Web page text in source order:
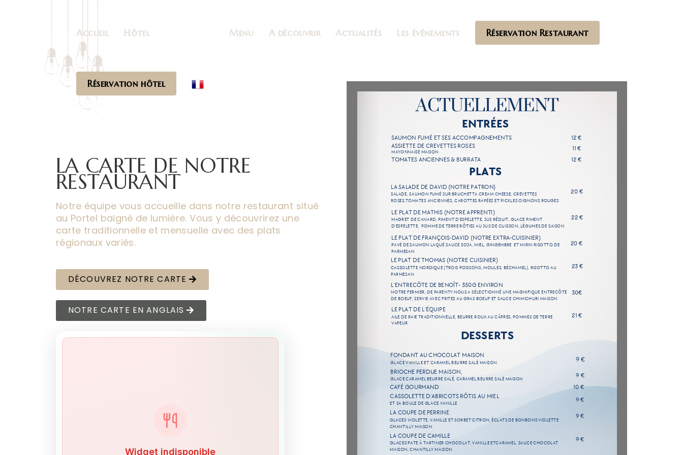
Accueil Hôtel Menu A découvrir Actualités Les événements Réservation Restaurant
Réservation hôtel
LA CARTE DE NOTRE
RESTAURANT
Notre équipe vous accueille dans notre restaurant situé
au Portel baigné de lumière. Vous y découvrirez une
carte traditionnelle et mensuelle avec des plats
régionaux variés.
DÉCOUVREZ NOTRE CARTE
NOTRE CARTE EN ANGLAIS